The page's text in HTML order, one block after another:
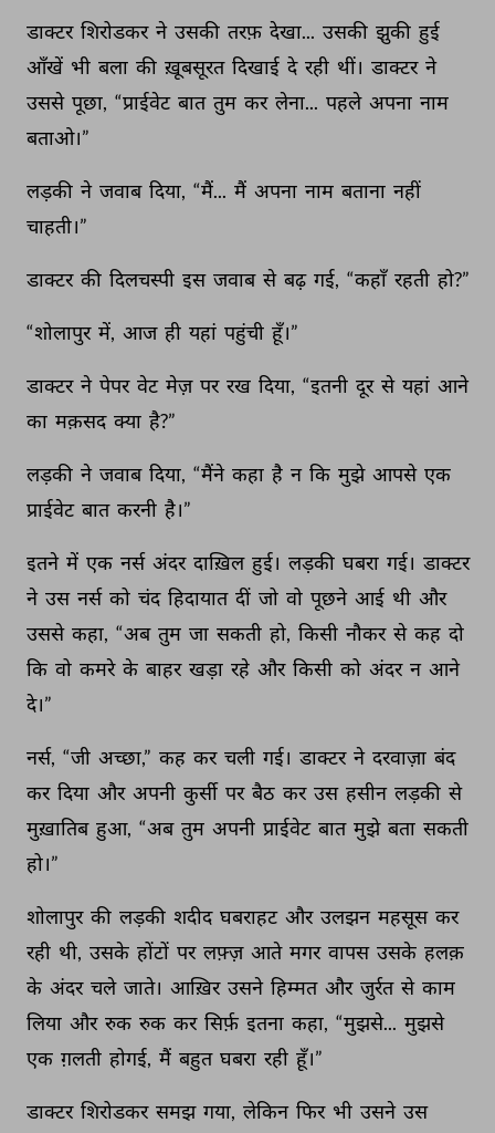
डाक्टर शिरोडकर ने उसकी तरफ़ देखा... उसकी झुकी हुई
आँखें भी बला की ख़ूबसूरत दिखाई दे रही थीं। डाक्टर ने
उससे पूछा, “प्राईवेट बात तुम कर लेना... पहले अपना नाम
बताओ।”
लड़की ने जवाब दिया, “मैं... मैं अपना नाम बताना नहीं
चाहती।”
डाक्टर की दिलचस्पी इस जवाब से बढ़ गई, “कहाँ रहती हो?”
“शोलापुर में, आज ही यहां पहुंची हूँ।”
डाक्टर ने पेपर वेट मेज़ पर रख दिया, “इतनी दूर से यहां आने
का मक़सद क्या है?”
लड़की ने जवाब दिया, “मैंने कहा है न कि मुझे आपसे एक
प्राईवेट बात करनी है।”
इतने में एक नर्स अंदर दाख़िल हुई। लड़की घबरा गई। डाक्टर
ने उस नर्स को चंद हिदायात दीं जो वो पूछने आई थी और
उससे कहा, “अब तुम जा सकती हो, किसी नौकर से कह दो
कि वो कमरे के बाहर खड़ा रहे और किसी को अंदर न आने
दे।”
नर्स, “जी अच्छा,” कह कर चली गई। डाक्टर ने दरवाज़ा बंद
कर दिया और अपनी कुर्सी पर बैठ कर उस हसीन लड़की से
मुख़ातिब हुआ, “अब तुम अपनी प्राईवेट बात मुझे बता सकती
हो।”
शोलापुर की लड़की शदीद घबराहट और उलझन महसूस कर
रही थी, उसके होंटों पर लफ़्ज़ आते मगर वापस उसके हलक़
के अंदर चले जाते। आख़िर उसने हिम्मत और जुर्रत से काम
लिया और रुक रुक कर सिर्फ़ इतना कहा, “मुझसे... मुझसे
एक ग़लती होगई, मैं बहुत घबरा रही हूँ।”
डाक्टर शिरोडकर समझ गया, लेकिन फिर भी उसने उस